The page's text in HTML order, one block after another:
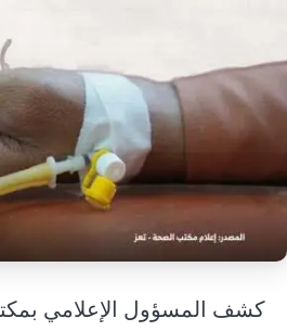
كشف المسؤول الإعلامي